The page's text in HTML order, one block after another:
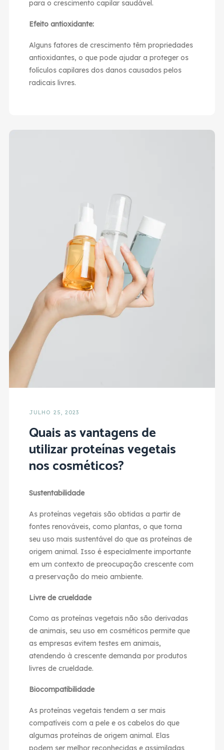
para o crescimento capilar saudável.
Efeito antioxidante:
Alguns fatores de crescimento têm propriedades
antioxidantes, o que pode ajudar a proteger os
folículos capilares dos danos causados pelos
radicais livres.
JULHO 25, 2023
Quais as vantagens de
utilizar proteínas vegetais
nos cosméticos?
Sustentabilidade
As proteínas vegetais são obtidas a partir de
fontes renováveis, como plantas, o que torna
seu uso mais sustentável do que as proteínas de
origem animal. Isso é especialmente importante
em um contexto de preocupação crescente com
a preservação do meio ambiente.
Livre de crueldade
Como as proteínas vegetais não são derivadas
de animais, seu uso em cosméticos permite que
as empresas evitem testes em animais,
atendendo à crescente demanda por produtos
livres de crueldade.
Biocompatibilidade
As proteínas vegetais tendem a ser mais
compatíveis com a pele e os cabelos do que
algumas proteínas de origem animal. Elas
podem ser melhor reconhecidas e assimiladas